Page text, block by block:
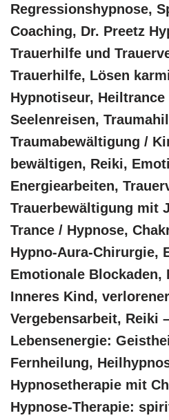
Regressionshypnose,
Coaching, Dr. Preetz
Trauerhilfe und
Trauerhilfe, Lösen
Hypnotiseur, Heiltrance
Seelenreisen,
Traumabewältigung /
bewältigen, Reiki,
Energiearbeiten,
Trauerbewältigung mit
Trance / Hypnose,
Hypno-Aura-Chirurgie,
Emotionale Blockaden,
Inneres Kind,
Vergebensarbeit, Reiki
Lebensenergie:
Fernheilung,
Hypnosetherapie mit
Hypnose-Therapie: